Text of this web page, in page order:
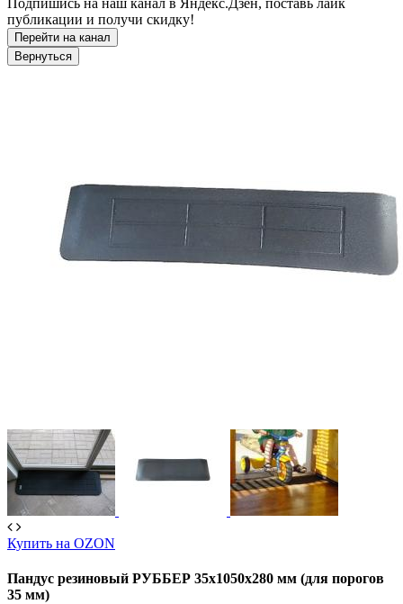
Подпишись на наш канал в Яндекс.Дзен, поставь лайк
публикации и получи скидку!
Купить на OZON
Пандус резиновый РУББЕР 35х1050х280 мм (для порогов
35 мм)